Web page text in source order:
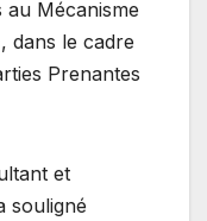
au Mécanisme
dans le cadre
Prenantes
et
souligné